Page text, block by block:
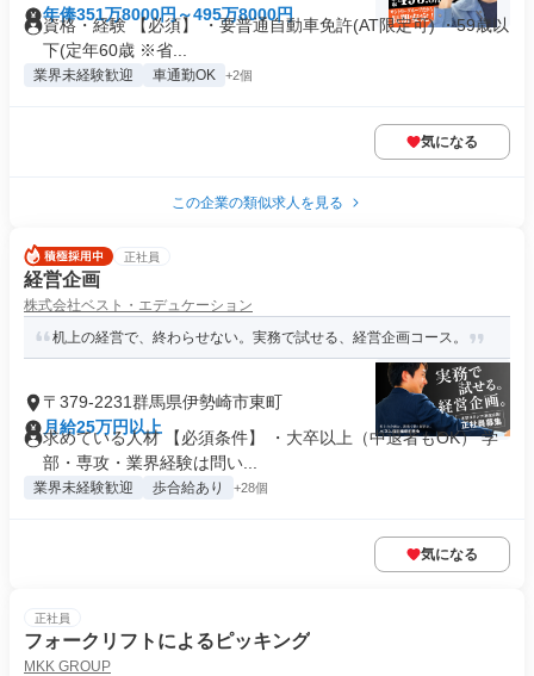
年俸351万8000円～495万8000円
資格・経験 【必須】 ・要普通自動車免許(AT限定可) ・59歳以
下(定年60歳 ※省...
業界未経験歓迎 車通勤OK +2個
気になる
この企業の類似求人を見る
正社員
経営企画
株式会社ベスト・エデュケーション
机上の経営で、終わらせない。実務で試せる、経営企画コース。
〒379-2231群馬県伊勢崎市東町
月給25万円以上
求めている人材 【必須条件】 ・大卒以上（中退者もOK） 学
部・専攻・業界経験は問い...
業界未経験歓迎 歩合給あり +28個
気になる
正社員
フォークリフトによるピッキング
MKK GROUP